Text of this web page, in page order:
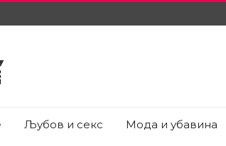
Љубов и секс Мода и убавина